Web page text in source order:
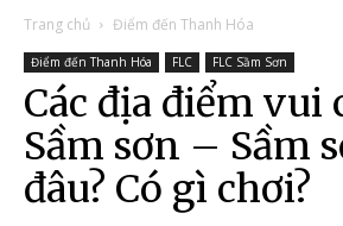
Trang chủ Điểm đến Thanh Hóa
Điểm đến Thanh Hóa FLC FLC Sầm Sơn
Các địa điểm vui
Sầm sơn – Sầm
đâu? Có gì chơi?